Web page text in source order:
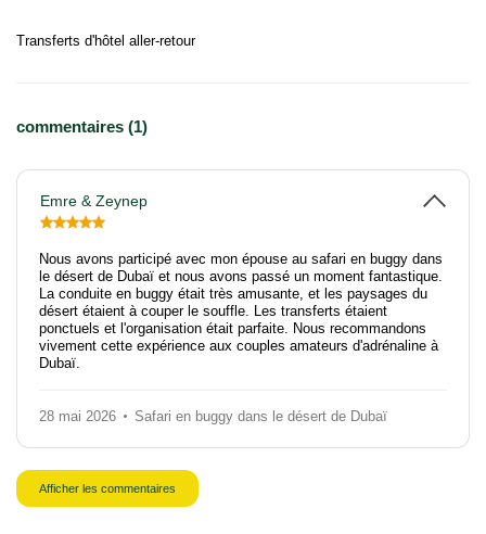
Transferts d'hôtel aller-retour
commentaires (1)
Emre & Zeynep
Nous avons participé avec mon épouse au safari en buggy dans
le désert de Dubaï et nous avons passé un moment fantastique.
La conduite en buggy était très amusante, et les paysages du
désert étaient à couper le souffle. Les transferts étaient
ponctuels et l'organisation était parfaite. Nous recommandons
vivement cette expérience aux couples amateurs d'adrénaline à
Dubaï.
28 mai 2026 Safari en buggy dans le désert de Dubaï
Afficher les commentaires